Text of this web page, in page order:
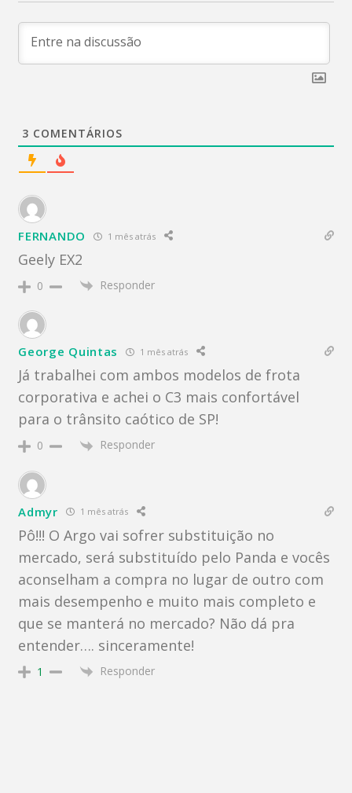
3 COMENTÁRIOS
FERNANDO 1 mês atrás
Geely EX2
0 Responder
George Quintas 1 mês atrás
Já trabalhei com ambos modelos de frota
corporativa e achei o C3 mais confortável
para o trânsito caótico de SP!
0 Responder
Admyr 1 mês atrás
Pô!!! O Argo vai sofrer substituição no
mercado, será substituído pelo Panda e vocês
aconselham a compra no lugar de outro com
mais desempenho e muito mais completo e
que se manterá no mercado? Não dá pra
entender…. sinceramente!
1 Responder